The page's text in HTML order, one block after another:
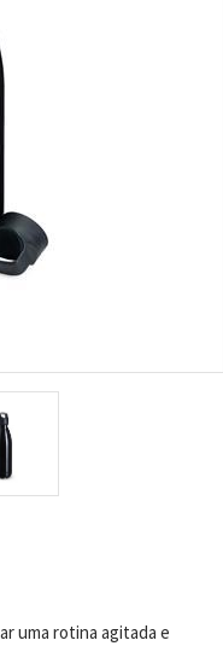
uma rotina agitada e